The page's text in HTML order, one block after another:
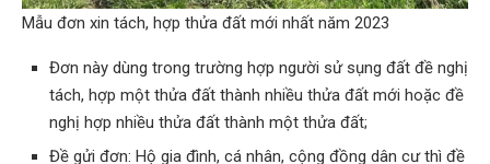
Mẫu đơn xin tách, hợp thửa đất mới nhất năm 2023
Đơn này dùng trong trường hợp người sử sụng đất đề nghị
tách, hợp một thửa đất thành nhiều thửa đất mới hoặc đề
nghị hợp nhiều thửa đất thành một thửa đất;
Đề gửi đơn: Hộ gia đình, cá nhân, cộng đồng dân cư thì đề